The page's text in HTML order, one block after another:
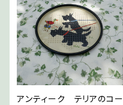
アンティーク テリアのコー